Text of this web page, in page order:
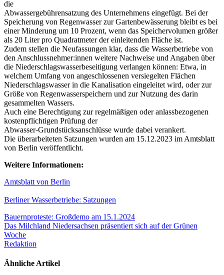
die
Abwassergebührensatzung des Unternehmens eingefügt. Bei der
Speicherung von Regenwasser zur Gartenbewässerung bleibt es bei
einer Minderung um 10 Prozent, wenn das Speichervolumen größer
als 20 Liter pro Quadratmeter der einleitenden Fläche ist.
Zudem stellen die Neufassungen klar, dass die Wasserbetriebe von
den Anschlussnehmer:innen weitere Nachweise und Angaben über
die Niederschlagswasserbeseitigung verlangen können: Etwa, in
welchem Umfang von angeschlossenen versiegelten Flächen
Niederschlagswasser in die Kanalisation eingeleitet wird, oder zur
Größe von Regenwasserspeichern und zur Nutzung des darin
gesammelten Wassers.
Auch eine Berechtigung zur regelmäßigen oder anlassbezogenen
kostenpflichtigen Prüfung der
Abwasser-Grundstücksanschlüsse wurde dabei verankert.
Die überarbeiteten Satzungen wurden am 15.12.2023 im Amtsblatt
von Berlin veröffentlicht.
Weitere Informationen:
Amtsblatt von Berlin
Berliner Wasserbetriebe: Satzungen
Beitragsnavigation
Bauernproteste: Großdemo am 15.1.2024
Das Milchland Niedersachsen präsentiert sich auf der Grünen
Woche
Redaktion
Ähnliche Artikel